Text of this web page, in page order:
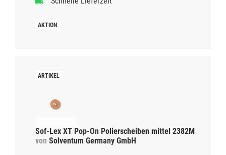
Sof-Lex XT Pop-On Polierscheiben mittel 2382M
von Solventum Germany GmbH